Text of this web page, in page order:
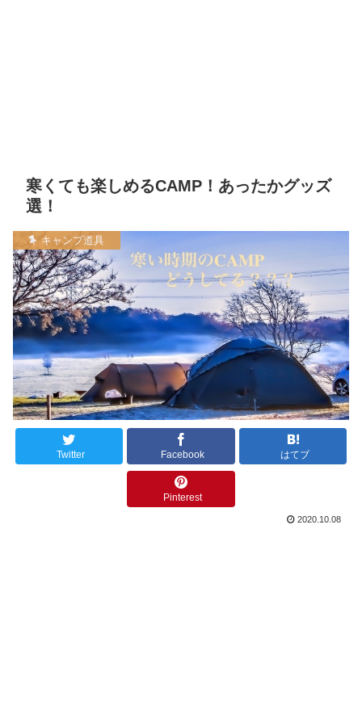
寒くても楽しめるCAMP！あったかグッズ
選！
キャンプ道具
Twitter Facebook はてブ
Pinterest
2020.10.08